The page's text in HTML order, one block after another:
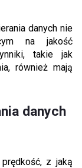
danych nie
na jakość
takie jak
również mają
danych
z jaką